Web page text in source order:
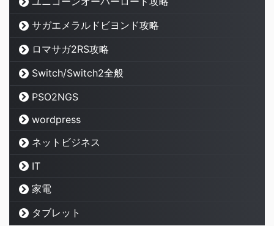
サガエメラルドビヨンド攻略
ロマサガ2RS攻略
Switch/Switch2全般
PSO2NGS
wordpress
ネットビジネス
IT
家電
タブレット